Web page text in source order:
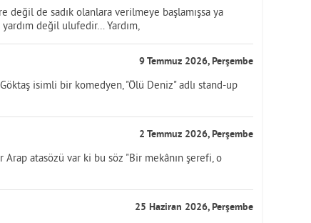
değil de sadık olanlara verilmeye başlamışsa ya
değil ulufedir… Yardım,
9 Temmuz 2026, Perşembe
isimli bir komedyen, "Ölü Deniz" adlı stand-up
2 Temmuz 2026, Perşembe
atasözü var ki bu söz "Bir mekânın şerefi, o
25 Haziran 2026, Perşembe